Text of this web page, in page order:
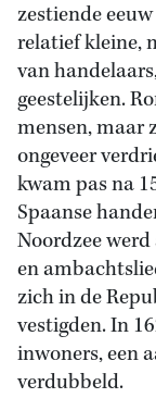
zestiende
relatief kleine,
van
geestelijken.
mensen, maar
ongeveer
kwam pas na
Spaanse
Noordzee
en
zich in de
vestigden. In
inwoners, een
verdubbeld.